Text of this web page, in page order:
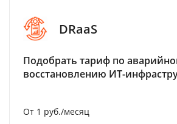
DRaaS
Подобрать тариф по
восстановлению ИТ-
От 1 руб./месяц